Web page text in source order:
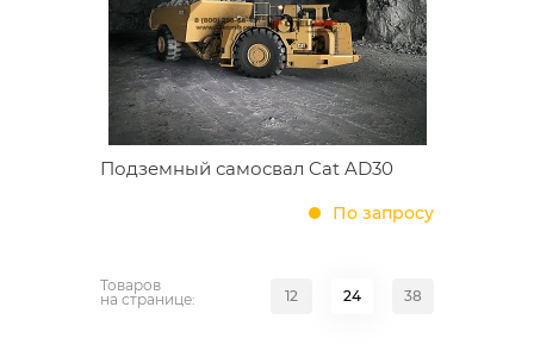
Подземный самосвал Cat AD30
По запросу
Товаров
на странице:
12 24 38